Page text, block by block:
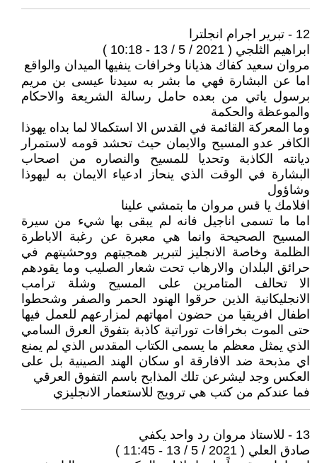
12 - تبرير اجرام انجلترا
ابراهيم الثلجي ( 2021 / 5 / 13 - 10:18 )
مروان سعيد كفاك هذيانا وخرافات ينفيها الميدان والواقع
اما عن البشارة فهي ما بشر به سيدنا عيسى بن مريم
برسول ياتي من بعده حامل رسالة الشريعة والاحكام
والموعظة والحكمة
وما المعركة القائمة في القدس الا استكمالا لما بداه يهوذا
الكافر عدو المسيح والايمان حيث تحشد قومه لاستمرار
ديانته الكاذبة وتحديا للمسيح والنصاره من اصحاب
البشارة في الوقت الذي ينحاز ادعياء الايمان به ليهوذا
وشاؤول
افلامك يا قس مروان ما بتمشي علينا
اما ما تسمى اناجيل فانه لم يبقى بها شيء من سيرة
المسيح الصحيحة وانما هي معبرة عن رغبة الاباطرة
الظلمة وخاصة الانجليز لتبرير همجيتهم ووحشيتهم في
حرائق البلدان والارهاب تحت شعار الصليب وما يقودهم
الا تحالف المتامرين على المسيح وشلة ترامب
الانجليكانية الذين حرقوا الهنود الحمر والصفر وشحطوا
اطفال افريقيا من حضون امهاتهم لمزارعهم للعمل فيها
حتى الموت بخرافات توراتية كاذبة بتفوق العرق السامي
الذي يمثل معظم ما يسمى الكتاب المقدس الذي لم يمنع
اي مذبحة ضد الافارقة او سكان الهند الصينية بل على
العكس وجد ليشرعن تلك المذابح باسم التفوق العرقي
فما عندكم من كتب هي ترويج للاستعمار الانجليزي
13 - للاستاذ مروان رد واحد يكفي
صادق العلي ( 2021 / 5 / 13 - 11:45 )